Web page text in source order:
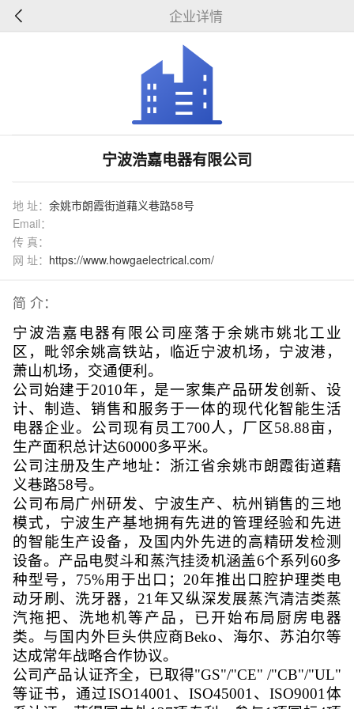
企业详情
宁波浩嘉电器有限公司
地 址： 余姚市朗霞街道藉义巷路58号
Email：
传 真：
网 址： https://www.howgaelectrical.com/
简 介：
宁波浩嘉电器有限公司座落于余姚市姚北工业
区，毗邻余姚高铁站， 临近宁波机场， 宁波港 ，
萧山机场，交通便利。
公司始建于2010年，是一家集产品研发创新、设
计、制造、销售和服务于一体的现代化智能生活
电器企业。 公司现有员工700人，厂区58.88亩，
生产面积总计达60000多平米。
公司注册及生产地址：浙江省余姚市朗霞街道藉
义巷路58号。
公司布局广州研发、宁波生产、杭州销售的三地
模式，宁波生产基地拥有先进的管理经验和先进
的智能生产设备， 及 国内外先进的高精研发检测
设备。产品电熨斗和蒸汽挂烫机涵盖6个系列60多
种型号，75%用于出口 ； 20年推出 口腔护理类电
动牙刷、洗牙器， 21年又纵深发展蒸汽清洁类蒸
汽拖把、洗地机等产品，已开始布局厨房电器
类。与 国内外巨头供应商Beko、海尔、苏泊尔等
达成常年战略合作协议。
公司产品认证齐全，已取得"GS"/"CE" /"CB"/"UL"
等证书，通过ISO14001、ISO45001、ISO9001体